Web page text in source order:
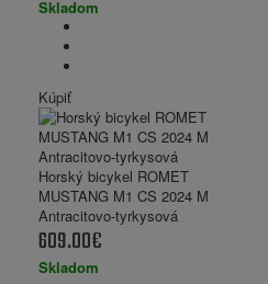
Skladom
Kúpiť
Horský bicykel ROMET
MUSTANG M1 CS 2024 M
Antracitovo-tyrkysová
609.00€
Skladom